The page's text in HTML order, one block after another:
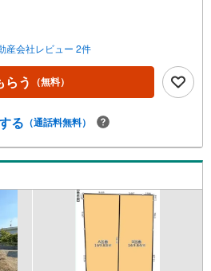
物に便利な立地！■建築条件なし！お好
で建てられます！■隣地との距離が広
ことなく暮らせそうです♪野田市のマ
元のひだまりハウスにご相談！◆毎日
下がりや販売状況など、最新情報を毎
建築士が在籍◆購入のご相談～お引渡
歓迎◆野田市が地元なので、お問い合
りのような温かいお家を一緒に探しま
産会社レビュー 2件
らう （無料）
る （通話料無料）